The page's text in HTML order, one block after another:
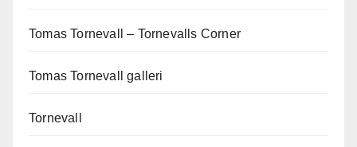
Tomas Tornevall – Tornevalls Corner
Tomas Tornevall galleri
Tornevall